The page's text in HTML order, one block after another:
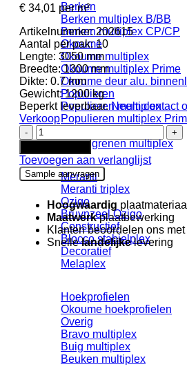
Berken
Berken multiplex B/BB
Berken multiplex CP/CP
Okoume
Okoume multiplex
Okoume multiplex Prime
Okoume deur alu.
Populieren
Populieren multiplex
Populieren multiplex
Pools grenen multiplex
Meranti
Meranti triplex
Ozigo
Bruynzeel Ozigo
Constructief
Blocco stabielplex
Decoratief
Melaplex
Hoekprofielen
Okoume hoekprofielen
Overig
Bravo multiplex
Buig multiplex
Beuken multiplex
€ 34,01 per m²
Artikelnummer: 202615
Aantal per pak: 10
Lengte: 3050 mm
Breedte: 1300 mm
Dikte: 0.7 mm
Gewicht: 1200 kg
Beperkt leverbaar.Neem contact
Verkoop
Arpa
HPL
BLOOM
0780
Ker
Berta
FSC
Mix
credit
Toevoegen aan verlanglijst
Sample aanvragen
Hoogwaardig plaatmateriaal
Maatwerkplaatbewerking
Klanten beoordelen ons met
Snellelandelijkelevering